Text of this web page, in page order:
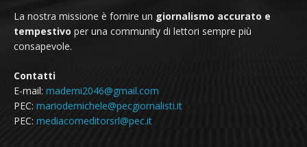
La nostra missione è fornire un giornalismo accurato e
tempestivo per una community di lettori sempre più
consapevole.
Contatti
E-mail: mademi2046@gmail.com
PEC: mariodemichele@pecgiornalisti.it
PEC: mediacomeditorsrl@pec.it